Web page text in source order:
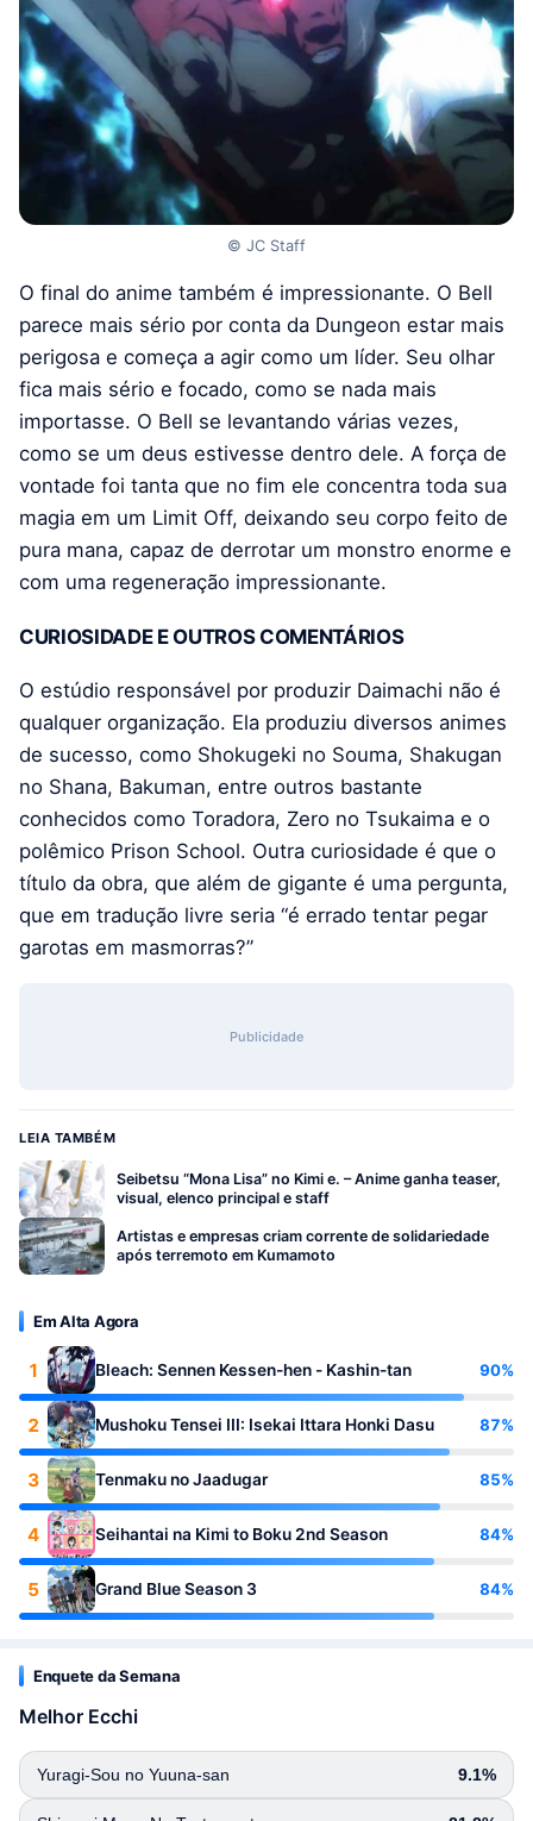
© JC Staff
O final do anime também é impressionante. O Bell
parece mais sério por conta da Dungeon estar mais
perigosa e começa a agir como um líder. Seu olhar
fica mais sério e focado, como se nada mais
importasse. O Bell se levantando várias vezes,
como se um deus estivesse dentro dele. A força de
vontade foi tanta que no fim ele concentra toda sua
magia em um Limit Off, deixando seu corpo feito de
pura mana, capaz de derrotar um monstro enorme e
com uma regeneração impressionante.
CURIOSIDADE E OUTROS COMENTÁRIOS
O estúdio responsável por produzir Daimachi não é
qualquer organização. Ela produziu diversos animes
de sucesso, como Shokugeki no Souma, Shakugan
no Shana, Bakuman, entre outros bastante
conhecidos como Toradora, Zero no Tsukaima e o
polêmico Prison School. Outra curiosidade é que o
título da obra, que além de gigante é uma pergunta,
que em tradução livre seria “é errado tentar pegar
garotas em masmorras?”
Publicidade
LEIA TAMBÉM
Seibetsu “Mona Lisa” no Kimi e. – Anime ganha teaser,
visual, elenco principal e staff
Artistas e empresas criam corrente de solidariedade
após terremoto em Kumamoto
Em Alta Agora
1 Bleach: Sennen Kessen-hen - Kashin-tan 90%
2 Mushoku Tensei III: Isekai Ittara Honki Dasu 87%
3 Tenmaku no Jaadugar 85%
4 Seihantai na Kimi to Boku 2nd Season 84%
5 Grand Blue Season 3 84%
Enquete da Semana
Melhor Ecchi
Yuragi-Sou no Yuuna-san 9.1%